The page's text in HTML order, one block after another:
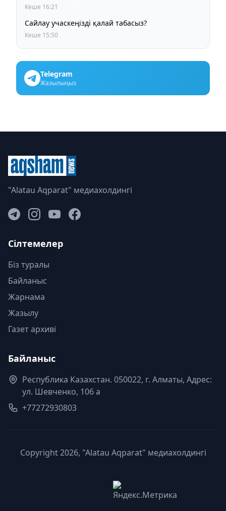
Кеше 16:21
Сайлау учаскеңізді қалай табасыз?
Кеше 15:50
Telegram
Жазылыңыз
"Alatau Aqparat" медиахолдингі
Сілтемелер
Біз туралы
Байланыс
Жарнама
Жазылу
Газет архиві
Байланыс
Республика Казахстан. 050022, г. Алматы, Адрес:
ул. Шевченко, 106 а
+77272930803
Copyright 2026, "Alatau Aqparat" медиахолдингі